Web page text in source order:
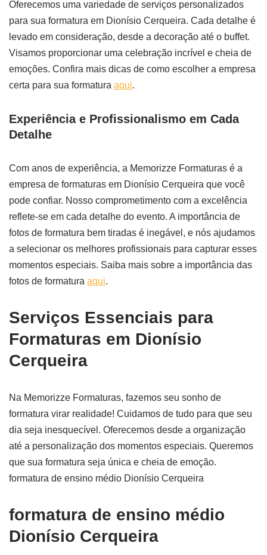
Oferecemos uma variedade de serviços personalizados
para sua formatura em Dionísio Cerqueira. Cada detalhe é
levado em consideração, desde a decoração até o buffet.
Visamos proporcionar uma celebração incrível e cheia de
emoções. Confira mais dicas de como escolher a empresa
certa para sua formatura aqui.
Experiência e Profissionalismo em Cada
Detalhe
Com anos de experiência, a Memorizze Formaturas é a
empresa de formaturas em Dionísio Cerqueira que você
pode confiar. Nosso comprometimento com a excelência
reflete-se em cada detalhe do evento. A importância de
fotos de formatura bem tiradas é inegável, e nós ajudamos
a selecionar os melhores profissionais para capturar esses
momentos especiais. Saiba mais sobre a importância das
fotos de formatura aqui.
Serviços Essenciais para
Formaturas em Dionísio
Cerqueira
Na Memorizze Formaturas, fazemos seu sonho de
formatura virar realidade! Cuidamos de tudo para que seu
dia seja inesquecível. Oferecemos desde a organização
até a personalização dos momentos especiais. Queremos
que sua formatura seja única e cheia de emoção.
formatura de ensino médio Dionísio Cerqueira
formatura de ensino médio
Dionísio Cerqueira